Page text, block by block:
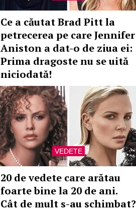
Ce a căutat Brad Pitt la
petrecerea pe care Jennifer
Aniston a dat-o de ziua ei:
Prima dragoste nu se uită
niciodată!
VEDETE
20 de vedete care arătau
foarte bine la 20 de ani.
Cât de mult s-au schimbat?